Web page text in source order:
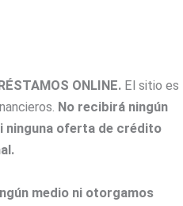
ONLINE. El sitio es
No recibirá ningún
ninguna oferta de crédito
medio ni otorgamos